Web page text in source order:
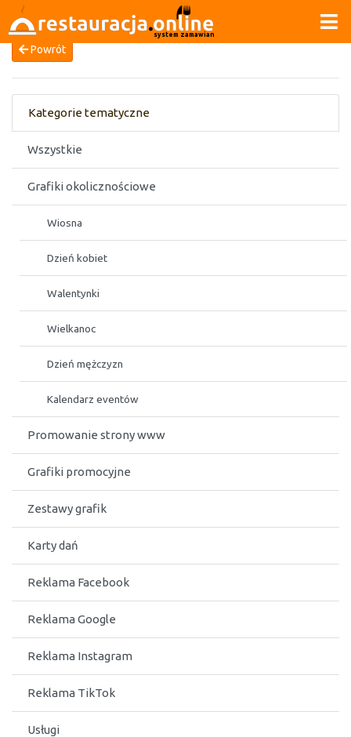
system zamawiania
Powrót
Kategorie tematyczne
Wszystkie
Grafiki okolicznościowe
Wiosna
Dzień kobiet
Walentynki
Wielkanoc
Dzień mężczyzn
Kalendarz eventów
Promowanie strony www
Grafiki promocyjne
Zestawy grafik
Karty dań
Reklama Facebook
Reklama Google
Reklama Instagram
Reklama TikTok
Usługi